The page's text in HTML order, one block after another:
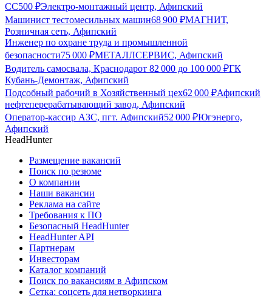
СС500 ₽Электро-монтажный центр, Афипский
Машинист тестомесильных машин68 900 ₽МАГНИТ,
Розничная сеть, Афипский
Инженер по охране труда и промышленной
безопасности75 000 ₽МЕТАЛЛСЕРВИС, Афипский
Водитель самосвала, Краснодарот 82 000 до 100 000 ₽ГК
Кубань-Демонтаж, Афипский
Подсобный рабочий в Хозяйственный цех62 000 ₽Афипский
нефтеперерабатывающий завод, Афипский
Оператор-кассир АЗС, пгт. Афипский52 000 ₽Югэнерго,
Афипский
HeadHunter
Размещение вакансий
Поиск по резюме
О компании
Наши вакансии
Реклама на сайте
Требования к ПО
Безопасный HeadHunter
HeadHunter API
Партнерам
Инвесторам
Каталог компаний
Поиск по вакансиям в Афипском
Сетка: соцсеть для нетворкинга